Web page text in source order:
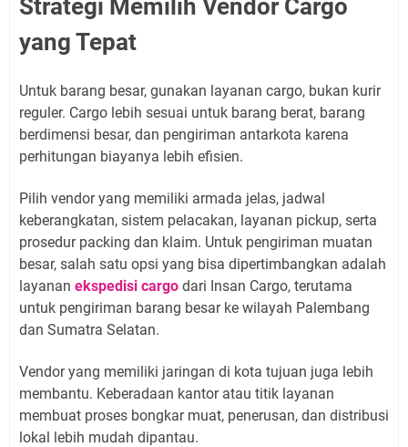
Strategi Memilih Vendor Cargo
yang Tepat
Untuk barang besar, gunakan layanan cargo, bukan kurir
reguler. Cargo lebih sesuai untuk barang berat, barang
berdimensi besar, dan pengiriman antarkota karena
perhitungan biayanya lebih efisien.
Pilih vendor yang memiliki armada jelas, jadwal
keberangkatan, sistem pelacakan, layanan pickup, serta
prosedur packing dan klaim. Untuk pengiriman muatan
besar, salah satu opsi yang bisa dipertimbangkan adalah
layanan ekspedisi cargo dari Insan Cargo, terutama
untuk pengiriman barang besar ke wilayah Palembang
dan Sumatra Selatan.
Vendor yang memiliki jaringan di kota tujuan juga lebih
membantu. Keberadaan kantor atau titik layanan
membuat proses bongkar muat, penerusan, dan distribusi
lokal lebih mudah dipantau.